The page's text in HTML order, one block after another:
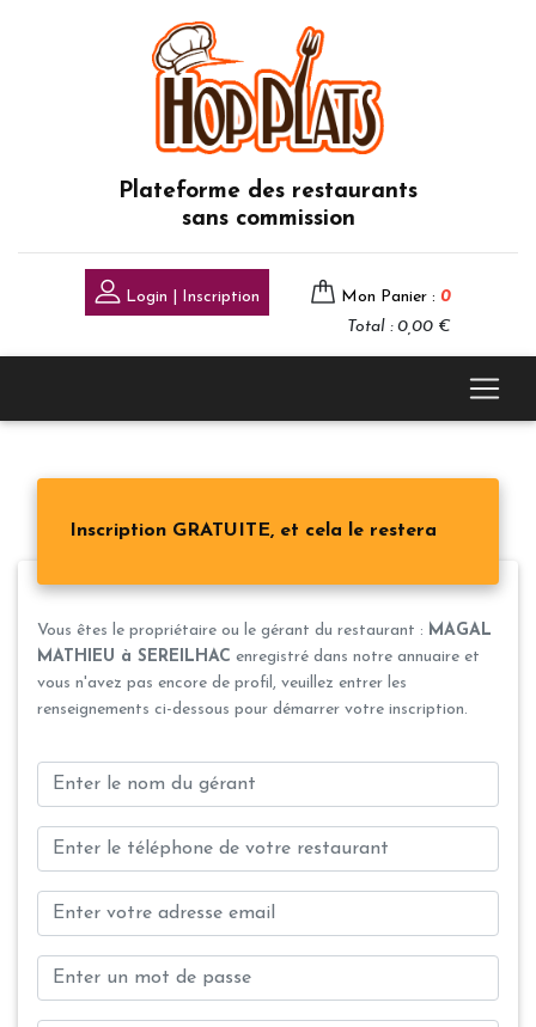
Plateforme des restaurants
sans commission
Login | Inscription Mon Panier : 0
Total : 0,00 €
Inscription GRATUITE, et cela le restera
Vous êtes le propriétaire ou le gérant du restaurant : MAGAL
MATHIEU à SEREILHAC enregistré dans notre annuaire et
vous n'avez pas encore de profil, veuillez entrer les
renseignements ci-dessous pour démarrer votre inscription.